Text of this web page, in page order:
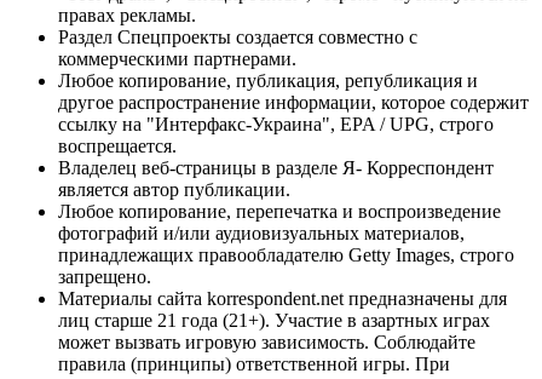
правах рекламы.
Раздел Спецпроекты создается совместно с
коммерческими партнерами.
Любое копирование, публикация, републикация и
другое распространение информации, которое содержит
ссылку на "Интерфакс-Украина", EPA / UPG, строго
воспрещается.
Владелец веб-страницы в разделе Я- Корреспондент
является автор публикации.
Любое копирование, перепечатка и воспроизведение
фотографий и/или аудиовизуальных материалов,
принадлежащих правообладателю Getty Images, строго
запрещено.
Материалы сайта korrespondent.net предназначены для
лиц старше 21 года (21+). Участие в азартных играх
может вызвать игровую зависимость. Соблюдайте
правила (принципы) ответственной игры. При